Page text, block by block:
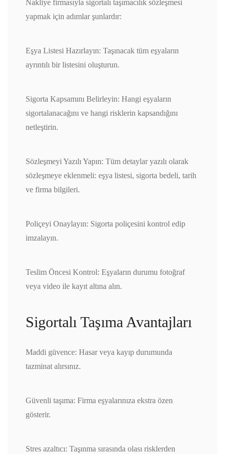
Nakliye firmasıyla sigortalı taşımacılık sözleşmesi
yapmak için adımlar şunlardır:
Eşya Listesi Hazırlayın: Taşınacak tüm eşyaların
ayrıntılı bir listesini oluşturun.
Sigorta Kapsamını Belirleyin: Hangi eşyaların
sigortalanacağını ve hangi risklerin kapsandığını
netleştirin.
Sözleşmeyi Yazılı Yapın: Tüm detaylar yazılı olarak
sözleşmeye eklenmeli: eşya listesi, sigorta bedeli, tarih
ve firma bilgileri.
Poliçeyi Onaylayın: Sigorta poliçesini kontrol edip
imzalayın.
Teslim Öncesi Kontrol: Eşyaların durumu fotoğraf
veya video ile kayıt altına alın.
Sigortalı Taşıma Avantajları
Maddi güvence: Hasar veya kayıp durumunda
tazminat alırsınız.
Güvenli taşıma: Firma eşyalarınıza ekstra özen
gösterir.
Stres azaltıcı: Taşınma sırasında olası risklerden